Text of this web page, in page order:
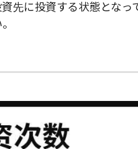
先に投資する状態となっ